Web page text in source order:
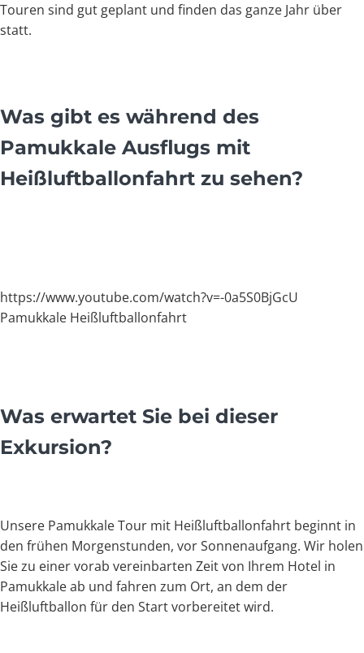
Touren sind gut geplant und finden das ganze Jahr über
statt.
Was gibt es während des
Pamukkale Ausflugs mit
Heißluftballonfahrt zu sehen?
https://www.youtube.com/watch?v=-0a5S0BjGcU
Pamukkale Heißluftballonfahrt
Was erwartet Sie bei dieser
Exkursion?
Unsere Pamukkale Tour mit Heißluftballonfahrt beginnt in
den frühen Morgenstunden, vor Sonnenaufgang. Wir holen
Sie zu einer vorab vereinbarten Zeit von Ihrem Hotel in
Pamukkale ab und fahren zum Ort, an dem der
Heißluftballon für den Start vorbereitet wird.